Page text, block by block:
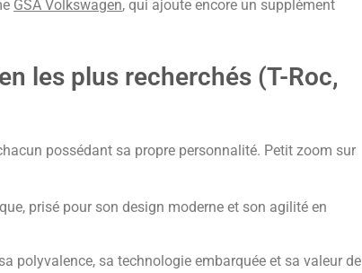
GSA Volkswagen, qui ajoute encore un supplément
les plus recherchés (T-Roc,
possédant sa propre personnalité. Petit zoom sur
prisé pour son design moderne et son agilité en
polyvalence, sa technologie embarquée et sa valeur de